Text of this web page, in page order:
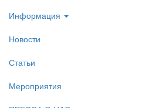
Информация
Новости
Статьи
Мероприятия